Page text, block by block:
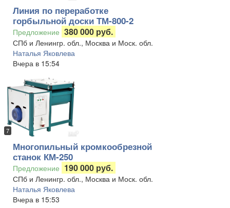
Линия по переработке
горбыльной доски ТМ-800-2
Предложение 380 000 руб.
СПб и Ленингр. обл., Москва и Моск. обл.
Наталья Яковлева
Вчера в 15:54
7
Многопильный кромкообрезной
станок КМ-250
Предложение 190 000 руб.
СПб и Ленингр. обл., Москва и Моск. обл.
Наталья Яковлева
Вчера в 15:53